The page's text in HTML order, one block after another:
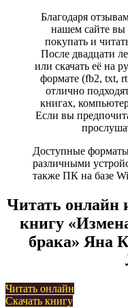
Благодаря
нашем сайте вы
покупать и
После двадцати
или скачать её на
формате (fb2, txt,
отлично
книгах,
Если вы
Доступные
различными
также ПК на базе
Читать онлайн
книгу
брака» Яна
Читать онлайн
Скачать книгу